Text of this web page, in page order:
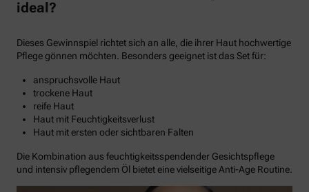
ideal?
Dieses Gewinnspiel richtet sich an alle, die ihrer Haut hochwertige
Pflege gönnen möchten. Besonders geeignet ist das Set für:
anspruchsvolle Haut
trockene Haut
reife Haut
Haut mit Feuchtigkeitsverlust
Haut mit ersten oder sichtbaren Falten
Die Kombination aus feuchtigkeitsspendender Gesichtspflege
und intensiv pflegendem Öl bietet eine vielseitige Anti-Age Routine.